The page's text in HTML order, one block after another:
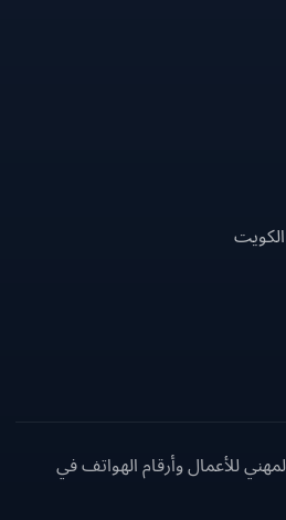
للأعمال وأرقام الهواتف في